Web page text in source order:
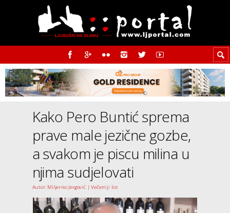
Kako Pero Buntić sprema
prave male jezične gozbe,
a svakom je piscu milina u
njima sudjelovati
Autor: Miljenko Jergović | Večernji list